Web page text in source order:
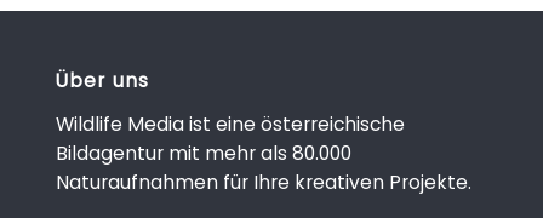
Über uns
Wildlife Media ist eine österreichische
Bildagentur mit mehr als 80.000
Naturaufnahmen für Ihre kreativen Projekte.